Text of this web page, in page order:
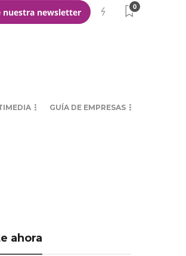
nuestra newsletter
0
GUÍA DE EMPRESAS
ahora